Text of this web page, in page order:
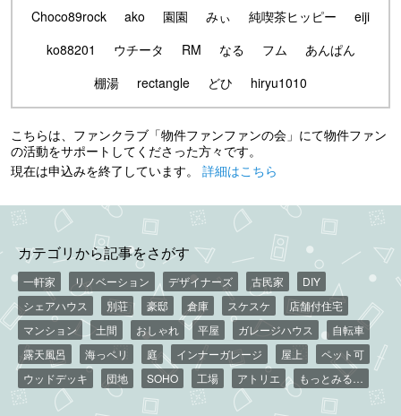
Choco89rock
ako 園園 みぃ 純喫茶ヒッピー
eiji
ko88201
ウチータ RM なる フム
あんぱん
棚湯
rectangle どひ hiryu1010
こちらは、ファンクラブ「物件ファンファンの会」にて物件ファン
の活動をサポートしてくださった方々です。
現在は申込みを終了しています。 詳細はこちら
カテゴリから記事をさがす
一軒家 リノベーション デザイナーズ 古民家
DIY
シェアハウス
別荘 豪邸 倉庫 スケスケ
店舗付住宅
マンション
土間 おしゃれ 平屋 ガレージハウス
自転車
露天風呂
海っペリ 庭 インナーガレージ 屋上
ペット可
ウッドデッキ
団地 SOHO 工場 アトリエ もっとみる…